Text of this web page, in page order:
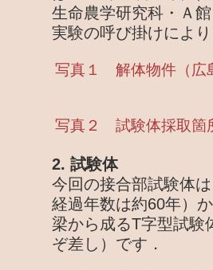
生命農学研究科・Ａ
実験の呼び掛けによ
写真１ 解体物件（広
写真２ 試験体採取箇
2. 試験体
今回の接合部試験体
経過年数は約60年）
梁から成るT字型試験
ぞ差し）です．